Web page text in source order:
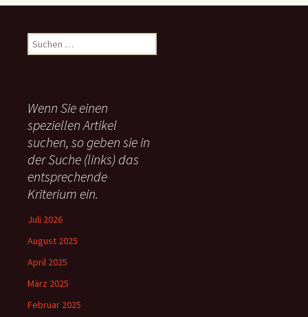
u
n
n
a
c
:
Wenn Sie einen
speziellen Artikel
suchen, so geben sie in
der Suche (links) das
entsprechende
Kriterium ein.
Juli 2026
August 2025
April 2025
März 2025
Februar 2025